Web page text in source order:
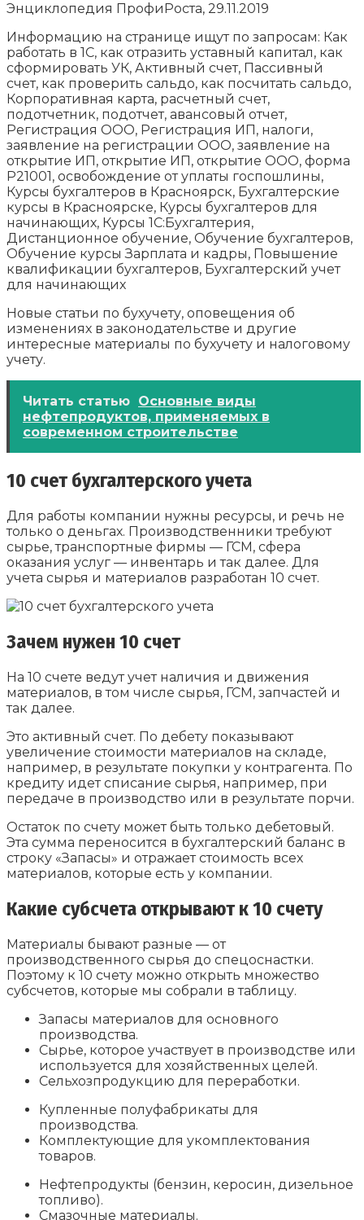
Энциклопедия ПрофиРоста, 29.11.2019
Информацию на странице ищут по запросам: Как
работать в 1С, как отразить уставный капитал, как
сформировать УК, Активный счет, Пассивный
счет, как проверить сальдо, как посчитать сальдо,
Корпоративная карта, расчетный счет,
подотчетник, подотчет, авансовый отчет,
Регистрация ООО, Регистрация ИП, налоги,
заявление на регистрации ООО, заявление на
открытие ИП, открытие ИП, открытие ООО, форма
Р21001, освобождение от уплаты госпошлины,
Курсы бухгалтеров в Красноярск, Бухгалтерские
курсы в Красноярске, Курсы бухгалтеров для
начинающих, Курсы 1С:Бухгалтерия,
Дистанционное обучение, Обучение бухгалтеров,
Обучение курсы Зарплата и кадры, Повышение
квалификации бухгалтеров, Бухгалтерский учет
для начинающих
Новые статьи по бухучету, оповещения об
изменениях в законодательстве и другие
интересные материалы по бухучету и налоговому
учету.
Читать статью Основные виды
нефтепродуктов, применяемых в
современном строительстве
10 счет бухгалтерского учета
Для работы компании нужны ресурсы, и речь не
только о деньгах. Производственники требуют
сырье, транспортные фирмы — ГСМ, сфера
оказания услуг — инвентарь и так далее. Для
учета сырья и материалов разработан 10 счет.
Зачем нужен 10 счет
На 10 счете ведут учет наличия и движения
материалов, в том числе сырья, ГСМ, запчастей и
так далее.
Это активный счет. По дебету показывают
увеличение стоимости материалов на складе,
например, в результате покупки у контрагента. По
кредиту идет списание сырья, например, при
передаче в производство или в результате порчи.
Остаток по счету может быть только дебетовый.
Эта сумма переносится в бухгалтерский баланс в
строку «Запасы» и отражает стоимость всех
материалов, которые есть у компании.
Какие субсчета открывают к 10 счету
Материалы бывают разные — от
производственного сырья до спецоснастки.
Поэтому к 10 счету можно открыть множество
субсчетов, которые мы собрали в таблицу.
Запасы материалов для основного
производства.
Сырье, которое участвует в производстве или
используется для хозяйственных целей.
Сельхозпродукцию для переработки.
Купленные полуфабрикаты для
производства.
Комплектующие для укомплектования
товаров.
Нефтепродукты (бензин, керосин, дизельное
топливо).
Смазочные материалы.